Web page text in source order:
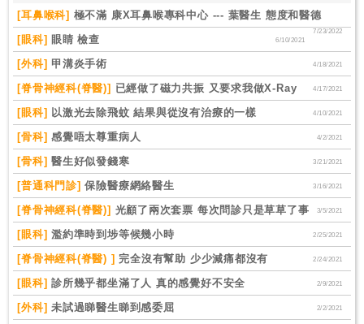
[耳鼻喉科] 極不滿 康X耳鼻喉專科中心 --- 葉醫生 態度和醫德
7/23/2022
[眼科] 眼睛 檢查 6/10/2021
[外科] 甲溝炎手術 4/18/2021
[脊骨神經科(脊醫)] 已經做了磁力共振 又要求我做X-Ray 4/17/2021
[眼科] 以激光去除飛蚊 結果與從沒有治療的一樣 4/10/2021
[骨科] 感覺唔太尊重病人 4/2/2021
[骨科] 醫生好似發錢寒 3/21/2021
[普通科門診] 保險醫療網絡醫生 3/16/2021
[脊骨神經科(脊醫)] 光顧了兩次套票 每次問診只是草草了事 3/5/2021
[眼科] 濫約準時到埗等候幾小時 2/25/2021
[脊骨神經科(脊醫) ] 完全沒有幫助 少少減痛都沒有 2/24/2021
[眼科] 診所幾乎都坐滿了人 真的感覺好不安全 2/9/2021
[外科] 未試過睇醫生睇到感委屈 2/2/2021